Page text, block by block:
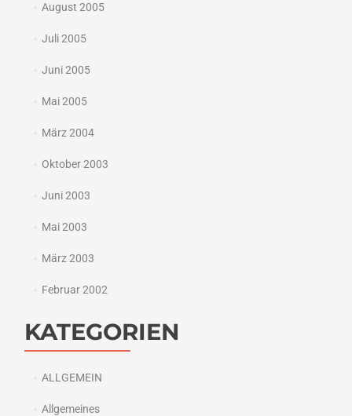
August 2005
Juli 2005
Juni 2005
Mai 2005
März 2004
Oktober 2003
Juni 2003
Mai 2003
März 2003
Februar 2002
KATEGORIEN
ALLGEMEIN
Allgemeines